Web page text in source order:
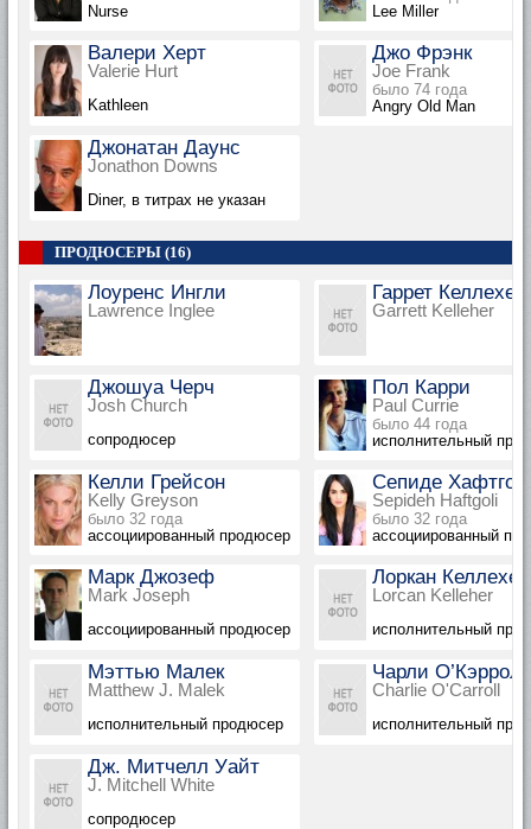
Nurse
Lee Miller
Валери Херт
Valerie Hurt
Kathleen
Джо Фрэнк
Joe Frank
было 74 года
Angry Old Man
Джонатан Даунс
Jonathon Downs
Diner, в титрах не указан
ПРОДЮСЕРЫ (16)
Лоуренс Ингли
Lawrence Inglee
Гаррет Келлехер
Garrett Kelleher
Джошуа Черч
Josh Church
сопродюсер
Пол Карри
Paul Currie
было 44 года
исполнительный
Келли Грейсон
Kelly Greyson
было 32 года
ассоциированный продюсер
Сепиде
Sepideh Haftgoli
было 32 года
ассоциированный
Марк Джозеф
Mark Joseph
ассоциированный продюсер
Лоркан Келлехер
Lorcan Kelleher
исполнительный
Мэттью Малек
Matthew J. Malek
исполнительный продюсер
Чарли
Charlie O'Carroll
исполнительный
Дж. Митчелл Уайт
J. Mitchell White
сопродюсер